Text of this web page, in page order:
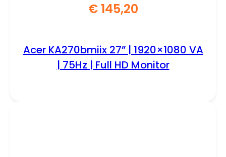
€145,20
Acer KA270bmiix 27” | 1920×1080 VA
| 75Hz | Full HD Monitor